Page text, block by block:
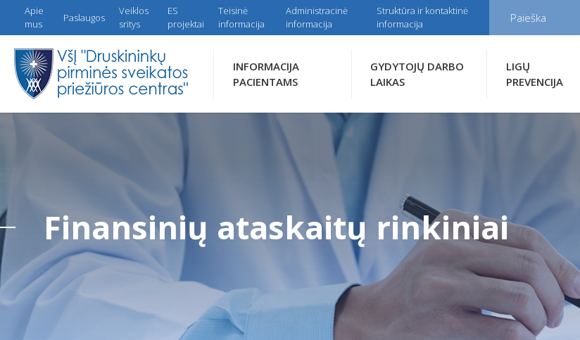
Apie
mus
Paslaugos
Veiklos
sritys
ES
projektai
Teisinė
informacija
Administracinė
informacija
Struktūra ir kontaktinė
informacija
INFORMACIJA
PACIENTAMS
GYDYTOJŲ DARBO
LAIKAS
LIGŲ
PREVENCIJA
Finansinių ataskaitų rinkiniai